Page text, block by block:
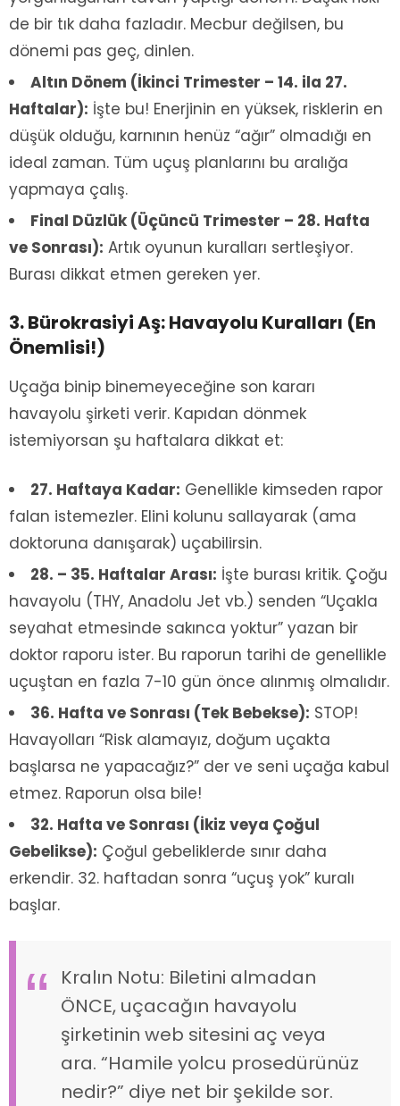
de bir tık daha fazladır. Mecbur değilsen, bu
dönemi pas geç, dinlen.
Altın Dönem (İkinci Trimester – 14. ila 27.
Haftalar): İşte bu! Enerjinin en yüksek, risklerin en
düşük olduğu, karnının henüz “ağır” olmadığı en
ideal zaman. Tüm uçuş planlarını bu aralığa
yapmaya çalış.
Final Düzlük (Üçüncü Trimester – 28. Hafta
ve Sonrası): Artık oyunun kuralları sertleşiyor.
Burası dikkat etmen gereken yer.
3. Bürokrasiyi Aş: Havayolu Kuralları (En
Önemlisi!)
Uçağa binip binemeyeceğine son kararı
havayolu şirketi verir. Kapıdan dönmek
istemiyorsan şu haftalara dikkat et:
27. Haftaya Kadar: Genellikle kimseden rapor
falan istemezler. Elini kolunu sallayarak (ama
doktoruna danışarak) uçabilirsin.
28. – 35. Haftalar Arası: İşte burası kritik. Çoğu
havayolu (THY, Anadolu Jet vb.) senden “Uçakla
seyahat etmesinde sakınca yoktur” yazan bir
doktor raporu ister. Bu raporun tarihi de genellikle
uçuştan en fazla 7-10 gün önce alınmış olmalıdır.
36. Hafta ve Sonrası (Tek Bebekse): STOP!
Havayolları “Risk alamayız, doğum uçakta
başlarsa ne yapacağız?” der ve seni uçağa kabul
etmez. Raporun olsa bile!
32. Hafta ve Sonrası (İkiz veya Çoğul
Gebelikse): Çoğul gebeliklerde sınır daha
erkendir. 32. haftadan sonra “uçuş yok” kuralı
başlar.
Kralın Notu: Biletini almadan
ÖNCE, uçacağın havayolu
şirketinin web sitesini aç veya
ara. “Hamile yolcu prosedürünüz
nedir?” diye net bir şekilde sor.